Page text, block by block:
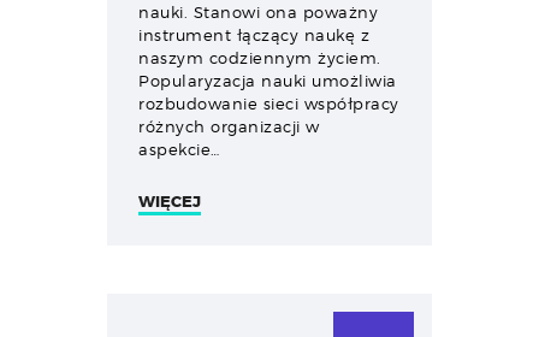
nauki. Stanowi ona poważny
instrument łączący naukę z
naszym codziennym życiem.
Popularyzacja nauki umożliwia
rozbudowanie sieci współpracy
różnych organizacji w
aspekcie…
WIĘCEJ